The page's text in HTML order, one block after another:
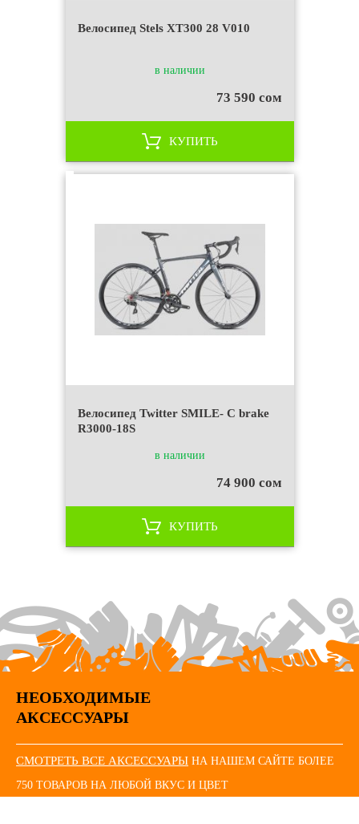
Велосипед Stels XT300 28 V010
в наличии
73 590 сом
КУПИТЬ
Велосипед Twitter SMILE- C brake
R3000-18S
в наличии
74 900 сом
КУПИТЬ
НЕОБХОДИМЫЕ
АКСЕССУАРЫ
СМОТРЕТЬ ВСЕ АКСЕССУАРЫ НА НАШЕМ САЙТЕ БОЛЕЕ
750 ТОВАРОВ НА ЛЮБОЙ ВКУС И ЦВЕТ